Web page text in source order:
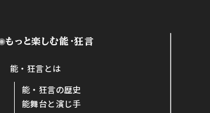
もっと楽しむ能・狂言
能・狂言とは
能・狂言の歴史
能舞台と演じ手